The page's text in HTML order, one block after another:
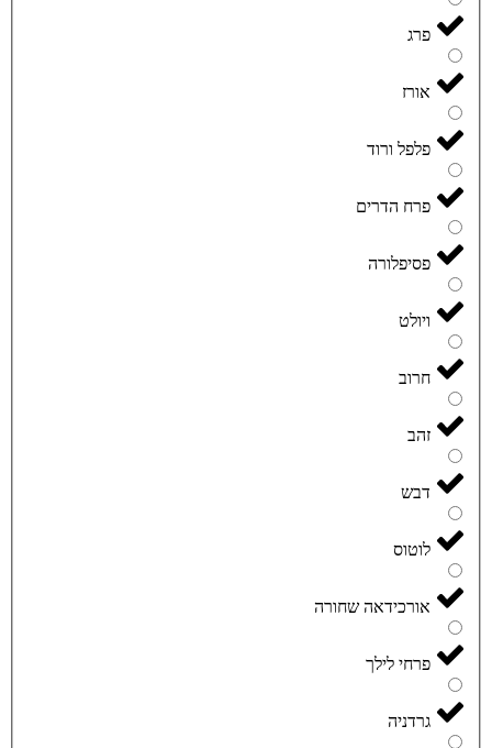
פרג
אורז
פלפל ורוד
פרח הדרים
פסיפלורה
ויולט
חרוב
זהב
דבש
לוטוס
אורכידאה שחורה
פרחי לילך
גרדניה